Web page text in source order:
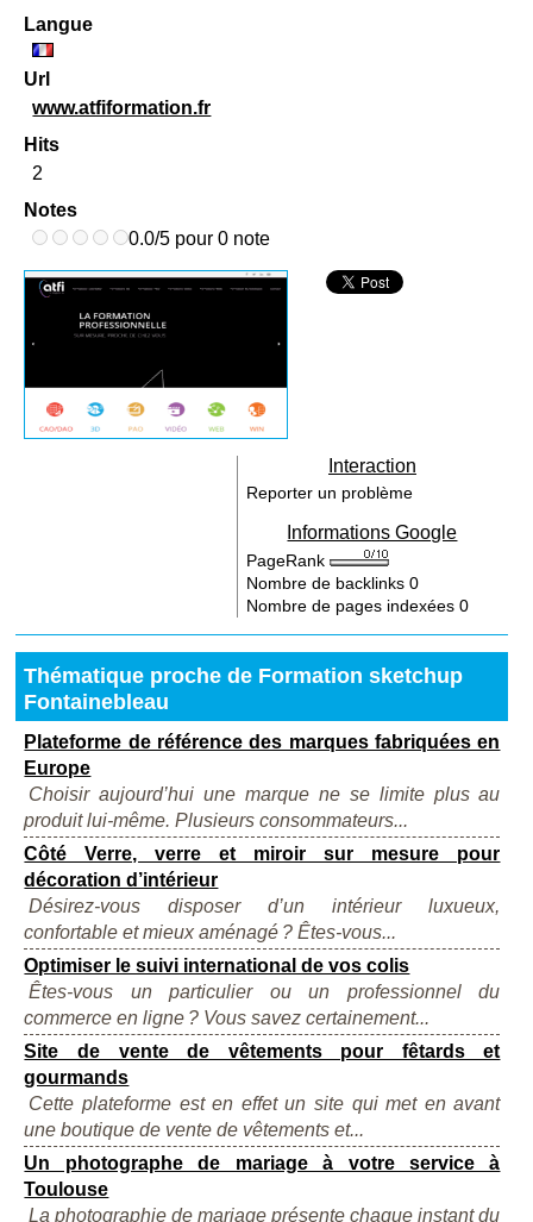
Langue
Url
www.atfiformation.fr
Hits
2
Notes
0.0/5 pour 0 note
Interaction
Reporter un problème
Informations Google
PageRank
Nombre de backlinks0
Nombre de pages indexées0
Thématique proche de Formation sketchup
Fontainebleau
Plateforme de référence des marques fabriquées en
Europe
Choisir aujourd’hui une marque ne se limite plus au
produit lui-même. Plusieurs consommateurs...
Côté Verre, verre et miroir sur mesure pour
décoration d’intérieur
Désirez-vous disposer d’un intérieur luxueux,
confortable et mieux aménagé ? Êtes-vous...
Optimiser le suivi international de vos colis
Êtes-vous un particulier ou un professionnel du
commerce en ligne ? Vous savez certainement...
Site de vente de vêtements pour fêtards et
gourmands
Cette plateforme est en effet un site qui met en avant
une boutique de vente de vêtements et...
Un photographe de mariage à votre service à
Toulouse
La photographie de mariage présente chaque instant du